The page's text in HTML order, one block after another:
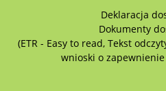
Deklaracja
Dokumenty
(ETR - Easy to read, Tekst
wnioski o